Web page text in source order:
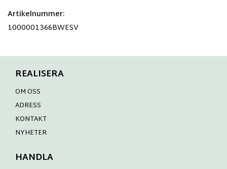
Artikelnummer:
1000001366BWESV
REALISERA
OM OSS
ADRESS
KONTAKT
NYHETER
HANDLA